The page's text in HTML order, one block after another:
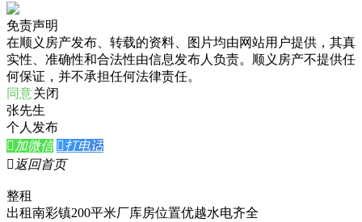
免责声明
在顺义房产发布、转载的资料、图片均由网站用户提供，其真
实性、准确性和合法性由信息发布人负责。顺义房产不提供任
何保证，并不承担任何法律责任。
同意关闭
张先生
个人发布
 加微信 打电话
 返回首页
整租
出租南彩镇200平米厂库房位置优越水电齐全